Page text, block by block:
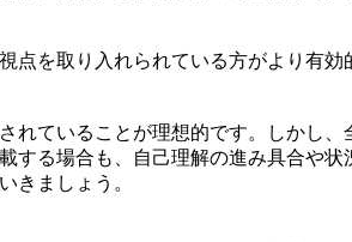
を取り入れられている方がより有効
ていることが理想的です。しかし
る場合も、自己理解の進み具合や
きましょう。